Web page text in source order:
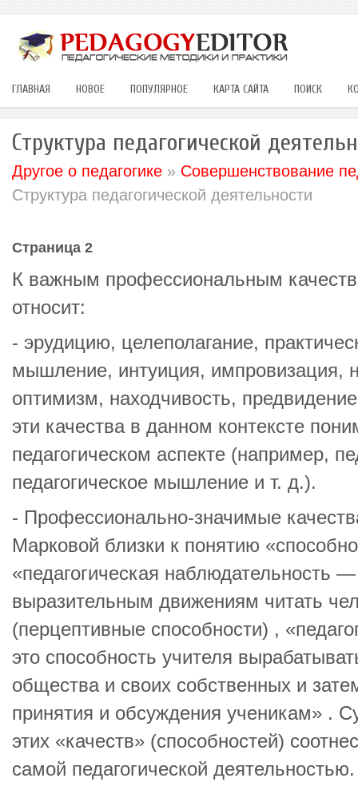
ГЛАВНАЯ НОВОЕ ПОПУЛЯРНОЕ КАРТА САЙТА ПОИСК
Структура педагогической
Другое о педагогике » Совершенствование
Структура педагогической деятельности
Страница 2
К важным профессиональным
относит:
- эрудицию, целеполагание,
мышление, интуиция, импровизация,
оптимизм, находчивость,
эти качества в данном контексте
педагогическом аспекте (например,
педагогическое мышление и т. д.).
- Профессионально-значимые
Марковой близки к понятию
«педагогическая наблюдательность
выразительным движениям читать
(перцептивные способности) ,
это способность учителя
общества и своих собственных и
принятия и обсуждения ученикам» .
этих «качеств» (способностей)
самой педагогической